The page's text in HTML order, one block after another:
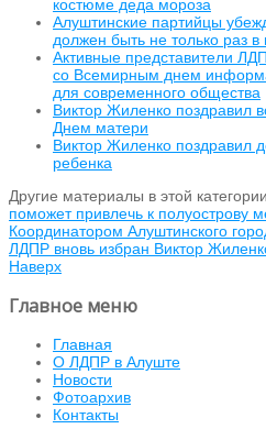
костюме деда мороза
Алуштинские партийцы
должен быть не только раз в
Активные представители
со Всемирным днем
для современного общества
Виктор Жиленко поздравил
Днем матери
Виктор Жиленко поздравил
ребенка
Другие материалы в этой
поможет привлечь к полуострову
Координатором Алуштинского
ЛДПР вновь избран Виктор
Наверх
Главное меню
Главная
О ЛДПР в Алуште
Новости
Фотоархив
Контакты